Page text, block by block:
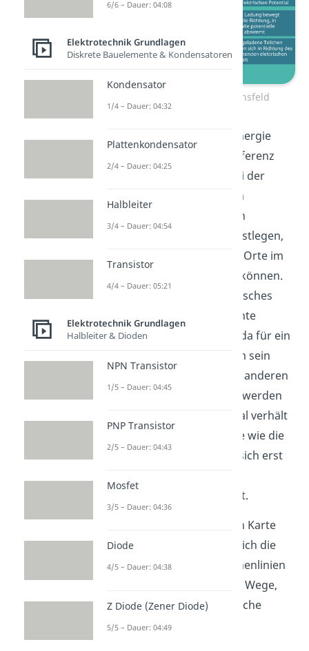
Analogie zum Gravitationsfeld
Ähnlich zur potentiellen Energie
macht nur die Potentialdifferenz
physikalisch Sinn, denn bei der
Definition des elektrischen
Potentials muss man einen
Bezugspunkt willkürlich festlegen,
von dem aus dann andere Orte im
Raum bezeichnet werden können.
In diesem Sinne hat elektrisches
Potential für sich keine echte
physikalische Bedeutung, da für ein
gegebenen Punkt im Raum sein
Wert durch die Wahl eines anderen
Bezugspunktes verändert werden
kann. Elektrisches Potential verhält
sich also in gewisser Weise wie die
Höhe, weil über die Höhe sich erst
Bezugspunktes reden lässt.
Auf einer topographischen Karte
werden Wege, bei denen sich die
Höhe nicht ändert, als Höhenlinien
bezeichnet. Analog heißen Wege,
entlang denen das elektrische
Potential konstant ist,
6/6 – Dauer: 04:08
Elektrotechnik Grundlagen
Diskrete Bauelemente & Kondensatoren
Kondensator
1/4 – Dauer: 04:32
Plattenkondensator
2/4 – Dauer: 04:25
Halbleiter
3/4 – Dauer: 04:54
Transistor
4/4 – Dauer: 05:21
Elektrotechnik Grundlagen
Halbleiter & Dioden
NPN Transistor
1/5 – Dauer: 04:45
PNP Transistor
2/5 – Dauer: 04:43
Mosfet
3/5 – Dauer: 04:36
Diode
4/5 – Dauer: 04:38
Z Diode (Zener Diode)
5/5 – Dauer: 04:49